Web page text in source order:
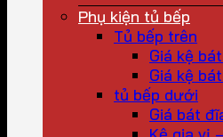
Phụ kiện tủ bếp
Tủ bếp trên
Giá kệ
Giá kệ
tủ bếp dưới
Giá bát